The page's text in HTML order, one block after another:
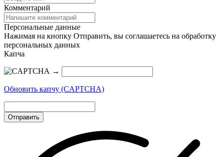
Комментарий
Персональные данные
Нажимая на кнопку Отправить, вы соглашаетесь на обработку
персональных данных
Капча
→
Обновить капчу (CAPTCHA)
Отправить